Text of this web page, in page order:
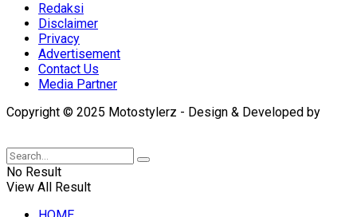
Redaksi
Disclaimer
Privacy
Advertisement
Contact Us
Media Partner
Copyright © 2025 Motostylerz - Design & Developed by
No Result
View All Result